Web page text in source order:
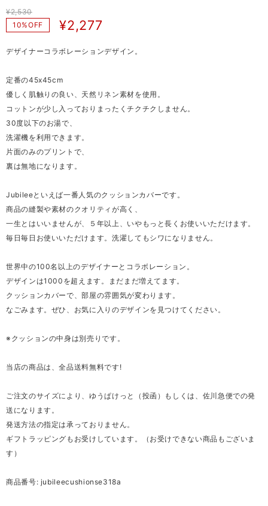
¥2,530
10%OFF
¥2,277
デザイナーコラボレーションデザイン。
定番の45x45cm
優しく肌触りの良い、天然リネン素材を使用。
コットンが少し入っておりまったくチクチクしません。
30度以下のお湯で、
洗濯機を利用できます。
片面のみのプリントで、
裏は無地になります。
Jubileeといえば一番人気のクッションカバーです。
商品の縫製や素材のクオリティが高く、
一生とはいいませんが、５年以上、いやもっと長くお使いいただけます。
毎日毎日お使いいただけます。洗濯してもシワになりません。
世界中の100名以上のデザイナーとコラボレーション。
デザインは1000を超えます。まだまだ増えてます。
クッションカバーで、部屋の雰囲気が変わります。
なごみます。ぜひ、お気に入りのデザインを見つけてください。
※クッションの中身は別売りです。
当店の商品は、全品送料無料です!
ご注文のサイズにより、ゆうぱけっと（投函）もしくは、佐川急便での発
送になります。
発送方法の指定は承っておりません。
ギフトラッピングもお受けしています。（お受けできない商品もございま
す）
商品番号: jubileecushionse318a